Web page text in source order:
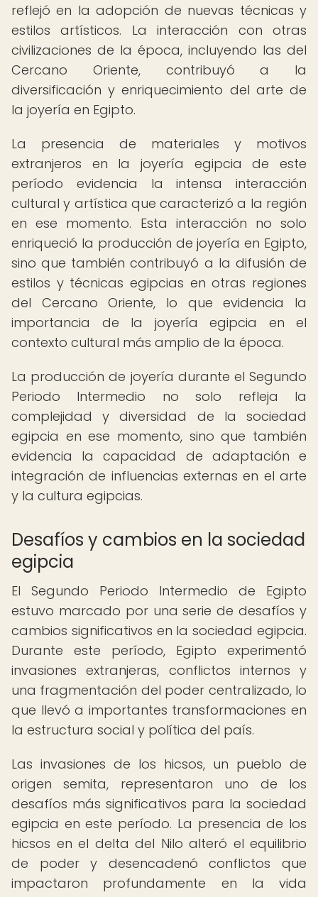
reflejó en la adopción de nuevas técnicas y
estilos artísticos. La interacción con otras
civilizaciones de la época, incluyendo las del
Cercano Oriente, contribuyó a la
diversificación y enriquecimiento del arte de
la joyería en Egipto.
La presencia de materiales y motivos
extranjeros en la joyería egipcia de este
período evidencia la intensa interacción
cultural y artística que caracterizó a la región
en ese momento. Esta interacción no solo
enriqueció la producción de joyería en Egipto,
sino que también contribuyó a la difusión de
estilos y técnicas egipcias en otras regiones
del Cercano Oriente, lo que evidencia la
importancia de la joyería egipcia en el
contexto cultural más amplio de la época.
La producción de joyería durante el Segundo
Periodo Intermedio no solo refleja la
complejidad y diversidad de la sociedad
egipcia en ese momento, sino que también
evidencia la capacidad de adaptación e
integración de influencias externas en el arte
y la cultura egipcias.
Desafíos y cambios en la sociedad
egipcia
El Segundo Periodo Intermedio de Egipto
estuvo marcado por una serie de desafíos y
cambios significativos en la sociedad egipcia.
Durante este período, Egipto experimentó
invasiones extranjeras, conflictos internos y
una fragmentación del poder centralizado, lo
que llevó a importantes transformaciones en
la estructura social y política del país.
Las invasiones de los hicsos, un pueblo de
origen semita, representaron uno de los
desafíos más significativos para la sociedad
egipcia en este período. La presencia de los
hicsos en el delta del Nilo alteró el equilibrio
de poder y desencadenó conflictos que
impactaron profundamente en la vida